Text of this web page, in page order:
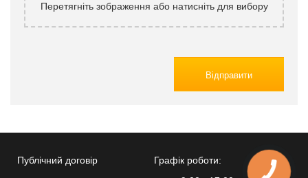
Перетягніть зображення або натисніть для вибору
Відправити
Публічний договір
Графік роботи: